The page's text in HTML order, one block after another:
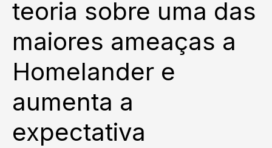
teoria sobre uma das
maiores ameaças a
Homelander e
aumenta a
expectativa